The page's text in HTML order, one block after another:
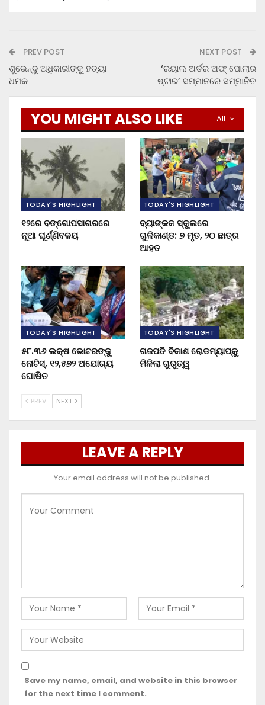
PREV POST
ଶୁଭେନ୍ଦୁ ଅଧିକାରୀଙ୍କୁ ହତ୍ୟା
ଧମକ
NEXT POST
‘ରୟାଲ ଅର୍ଡର ଅଫ୍ ପୋଲାର
ଷ୍ଟାର’ ସମ୍ମାନରେ ସମ୍ମାନିତ
All
YOU MIGHT ALSO LIKE
TODAY'S HIGHLIGHT
୧୨ରେ ବଙ୍ଗୋପସାଗରରେ
ନୂଆ ଘୂର୍ଣ୍ଣିବଳୟ
TODAY'S HIGHLIGHT
ବ୍ୟାଙ୍କକ ସ୍କୁଲରେ
ଗୁଳିକାଣ୍ଡ: ୭ ମୃତ, ୨୦ ଛାତ୍ର
ଆହତ
TODAY'S HIGHLIGHT
୫୮.୩୬ ଲକ୍ଷ ଭୋଟରଙ୍କୁ
ନୋଟିସ୍‌, ୧୨,୫୭୨ ଅଯୋଗ୍ୟ
ଘୋଷିତ
TODAY'S HIGHLIGHT
ଗଜପତି ବିକାଶ ରୋଡମ୍ୟାପ୍‌କୁ
ମିଳିଲା ଗୁରୁତ୍ୱ
PREV NEXT
LEAVE A REPLY
Your email address will not be published.
Save my name, email, and website in this browser
for the next time I comment.